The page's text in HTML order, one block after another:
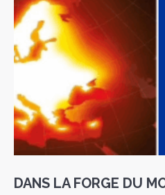
DANS LA FORGE DU